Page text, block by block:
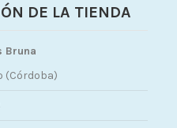
DE LA TIENDA
Bruna
(Córdoba)